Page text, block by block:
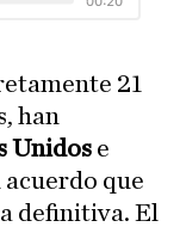
21
han
Unidos e
que
definitiva. El